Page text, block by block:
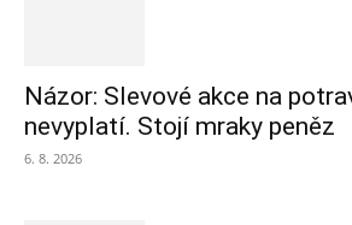
Názor: Slevové akce na
nevyplatí. Stojí mraky peněz
6. 8. 2026